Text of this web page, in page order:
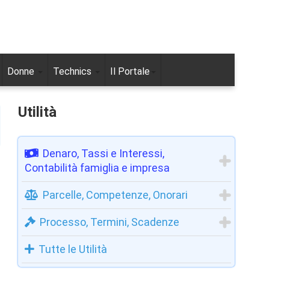
Donne Technics Il Portale
Utilità
Denaro, Tassi e Interessi,
Contabilità famiglia e impresa
Parcelle, Competenze, Onorari
Processo, Termini, Scadenze
Tutte le Utilità